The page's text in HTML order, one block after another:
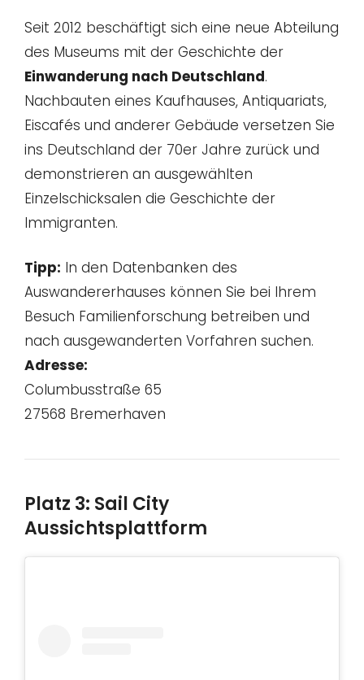
Seit 2012 beschäftigt sich eine neue Abteilung
des Museums mit der Geschichte der
Einwanderung nach Deutschland.
Nachbauten eines Kaufhauses, Antiquariats,
Eiscafés und anderer Gebäude versetzen Sie
ins Deutschland der 70er Jahre zurück und
demonstrieren an ausgewählten
Einzelschicksalen die Geschichte der
Immigranten.
Tipp: In den Datenbanken des
Auswandererhauses können Sie bei Ihrem
Besuch Familienforschung betreiben und
nach ausgewanderten Vorfahren suchen.
Adresse:
Columbusstraße 65
27568 Bremerhaven
Platz 3: Sail City
Aussichtsplattform